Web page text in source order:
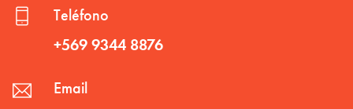
Teléfono
+569 9344 8876
Email